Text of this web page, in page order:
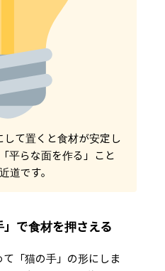
て置くと食材が安定し
平らな面を作る」こと
道です。
で食材を押さえる
「猫の手」の形にしま